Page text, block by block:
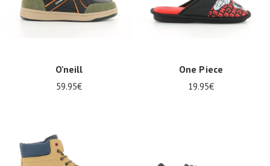
magasins
Geschenkgutschein
O'neill
59.95€
One Piece
19.95€